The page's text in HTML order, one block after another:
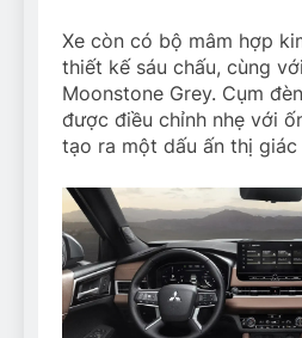
Xe còn có bộ mâm hợp
thiết kế sáu chấu, cùng
Moonstone Grey. Cụm
được điều chỉnh nhẹ với
tạo ra một dấu ấn thị giác